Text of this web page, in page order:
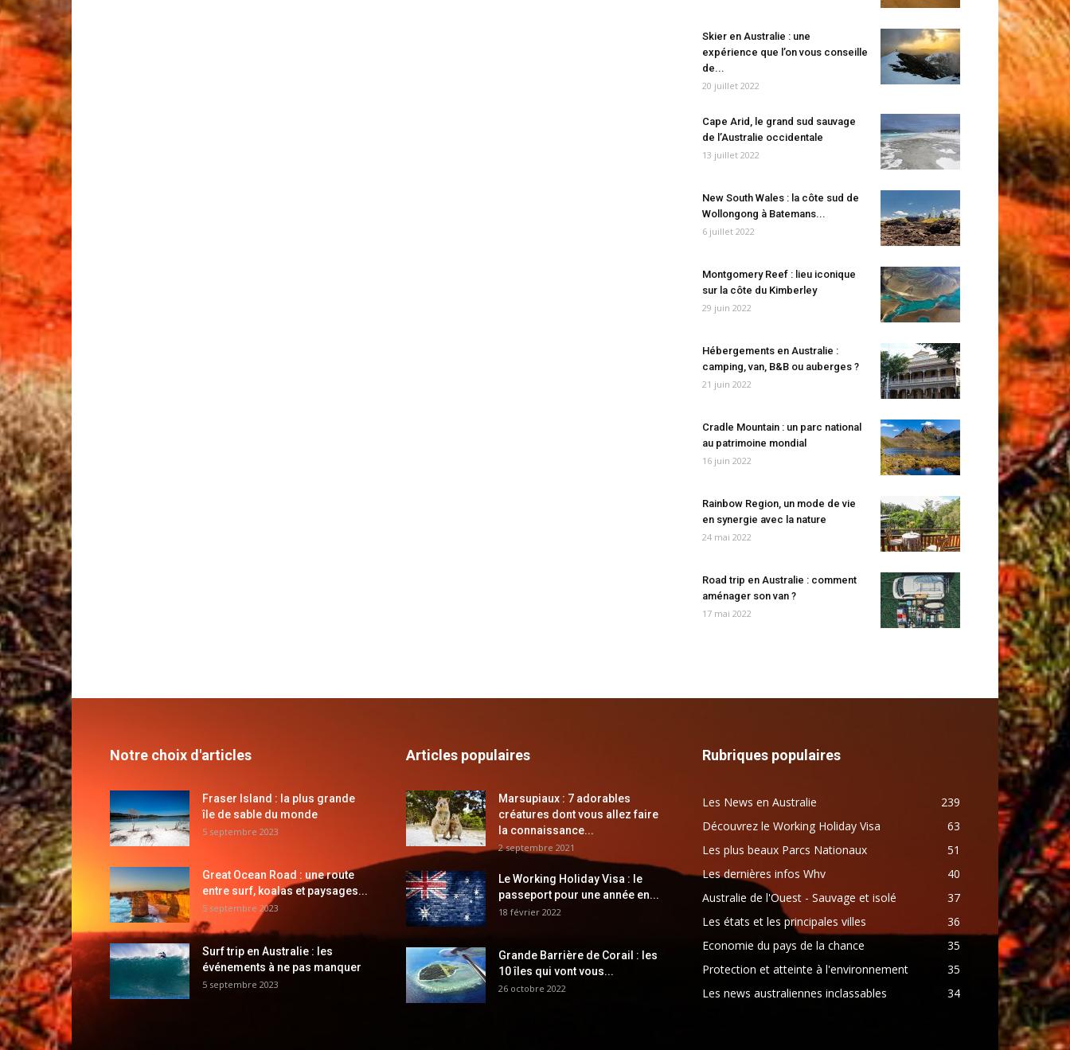
Skier en Australie : une
expérience que l’on vous conseille
de...
20 juillet 2022
Cape Arid, le grand sud sauvage
de l’Australie occidentale
13 juillet 2022
New South Wales : la côte sud de
Wollongong à Batemans...
6 juillet 2022
Montgomery Reef : lieu iconique
sur la côte du Kimberley
29 juin 2022
Hébergements en Australie :
camping, van, B&B ou auberges ?
21 juin 2022
Cradle Mountain : un parc national
au patrimoine mondial
16 juin 2022
Rainbow Region, un mode de vie
en synergie avec la nature
24 mai 2022
Road trip en Australie : comment
aménager son van ?
17 mai 2022
Notre choix d'articles
Fraser Island : la plus grande
île de sable du monde
5 septembre 2023
Great Ocean Road : une route
entre surf, koalas et paysages...
5 septembre 2023
Surf trip en Australie : les
événements à ne pas manquer
5 septembre 2023
Articles populaires
Marsupiaux : 7 adorables
créatures dont vous allez faire
la connaissance...
2 septembre 2021
Le Working Holiday Visa : le
passeport pour une année en...
18 février 2022
Grande Barrière de Corail : les
10 îles qui vont vous...
26 octobre 2022
Rubriques populaires
Les News en Australie
239
Découvrez le Working Holiday Visa
63
Les plus beaux Parcs Nationaux
51
Les dernières infos Whv
40
Australie de l'Ouest - Sauvage et isolé
37
Les états et les principales villes
36
Economie du pays de la chance
35
Protection et atteinte à l'environnement
35
Les news australiennes inclassables
34